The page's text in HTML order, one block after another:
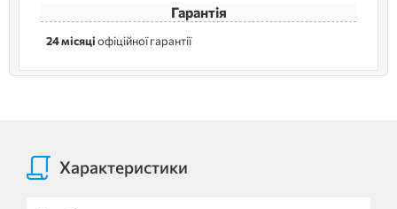
Гарантія
24 місяціофіційної гарантії
Характеристики